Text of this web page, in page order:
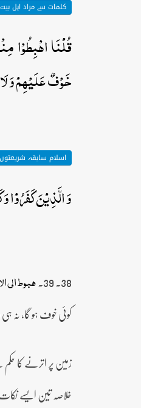
کلمات سے مراد اہل
قُلۡنَا اہۡبِطُوۡا
خَوۡفٌ عَلَیۡہِمۡ وَ لَا
اسلام سابقہ
وَ الَّذِیۡنَ کَفَرُوۡا
38۔ 39۔ ھبوط الی
کوئی خوف ہو گا، نہ
زمین پر اترنے کا
خلاصہ تین ایسے نکات پر مشتمل ہے جو